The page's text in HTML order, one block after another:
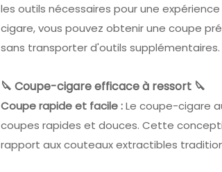
les outils nécessaires pour une
cigare, vous pouvez obtenir une coupe
sans transporter d'outils supplémentaires.
🔪 Coupe-cigare efficace à ressort 🔪
Coupe rapide et facile :Le coupe-cigare
coupes rapides et douces. Cette
rapport aux couteaux extractibles